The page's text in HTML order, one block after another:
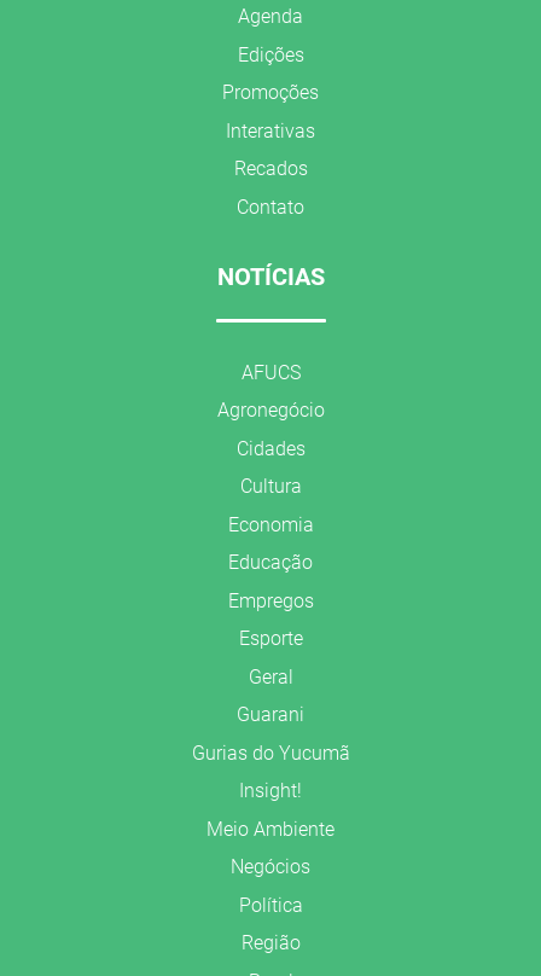
Agenda
Edições
Promoções
Interativas
Recados
Contato
NOTÍCIAS
AFUCS
Agronegócio
Cidades
Cultura
Economia
Educação
Empregos
Esporte
Geral
Guarani
Gurias do Yucumã
Insight!
Meio Ambiente
Negócios
Política
Região